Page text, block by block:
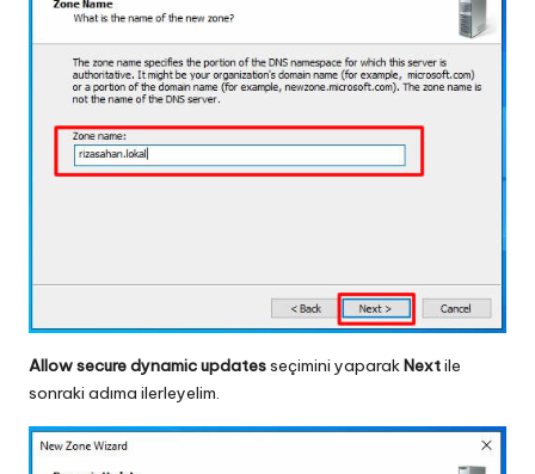
Allow secure dynamic updatesseçimini yaparakNextile
sonraki adıma ilerleyelim.